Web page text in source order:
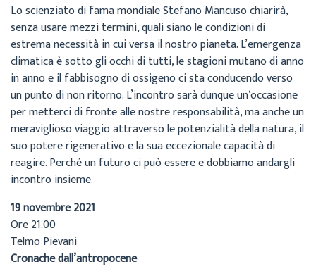
Lo scienziato di fama mondiale Stefano Mancuso chiarirà,
senza usare mezzi termini, quali siano le condizioni di
estrema necessità in cui versa il nostro pianeta. L’emergenza
climatica è sotto gli occhi di tutti, le stagioni mutano di anno
in anno e il fabbisogno di ossigeno ci sta conducendo verso
un punto di non ritorno. L’incontro sarà dunque un‘occasione
per metterci di fronte alle nostre responsabilità, ma anche un
meraviglioso viaggio attraverso le potenzialità della natura, il
suo potere rigenerativo e la sua eccezionale capacità di
reagire. Perché un futuro ci può essere e dobbiamo andargli
incontro insieme.
19 novembre 2021
Ore 21.00
Telmo Pievani
Cronache dall’antropocene